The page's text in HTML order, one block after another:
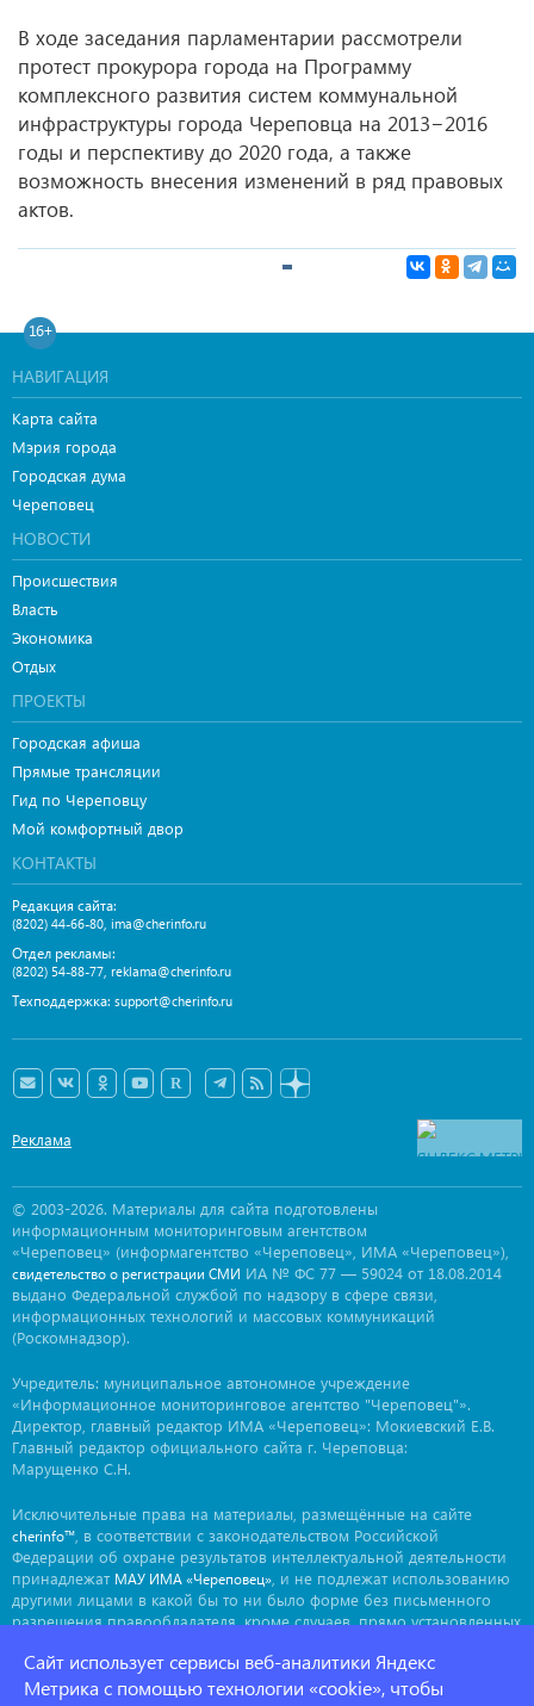
В ходе заседания парламентарии рассмотрели
протест прокурора города на Программу
комплексного развития систем коммунальной
инфраструктуры города Череповца на 2013−2016
годы и перспективу до 2020 года, а также
возможность внесения изменений в ряд правовых
актов.
16+
НАВИГАЦИЯ
Карта сайта
Мэрия города
Городская дума
Череповец
НОВОСТИ
Происшествия
Власть
Экономика
Отдых
ПРОЕКТЫ
Городская афиша
Прямые трансляции
Гид по Череповцу
Мой комфортный двор
КОНТАКТЫ
Редакция сайта:
(8202) 44-66-80, ima@cherinfo.ru
Отдел рекламы:
(8202) 54-88-77, reklama@cherinfo.ru
Техподдержка: support@cherinfo.ru
Реклама
© 2003-2026. Материалы для сайта подготовлены
информационным мониторинговым агентством
«Череповец» (информагентство «Череповец», ИМА «Череповец»),
свидетельство о регистрации СМИ ИА № ФС 77 — 59024 от 18.08.2014
выдано Федеральной службой по надзору в сфере связи,
информационных технологий и массовых коммуникаций
(Роскомнадзор).
Учредитель: муниципальное автономное учреждение
«Информационное мониторинговое агентство "Череповец"».
Директор, главный редактор ИМА «Череповец»: Мокиевский Е.В.
Главный редактор официального сайта г. Череповца:
Марущенко С.Н.
Исключительные права на материалы, размещённые на сайте
cherinfo™ , в соответствии с законодательством Российской
Федерации об охране результатов интеллектуальной деятельности
принадлежат МАУ ИМА «Череповец» , и не подлежат использованию
другими лицами в какой бы то ни было форме без письменного
разрешения правообладателя, кроме случаев, прямо установленных
ima@cherinfo.ru. Мнение авторов может не совпадать с мнением
редакции.
Сайт использует сервисы веб-аналитики Яндекс
Метрика с помощью технологии «cookie», чтобы